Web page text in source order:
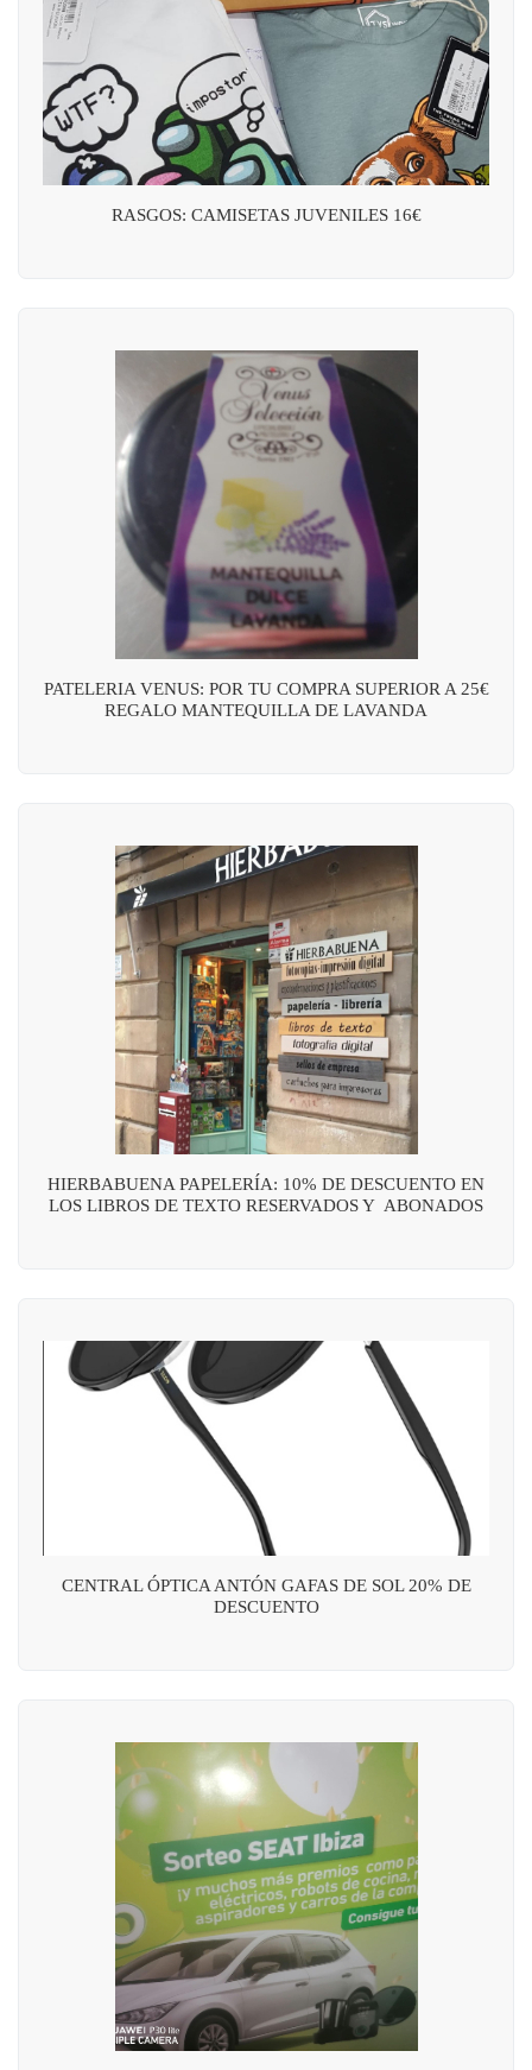
RASGOS: CAMISETAS JUVENILES 16€
PATELERIA VENUS: POR TU COMPRA SUPERIOR A 25€
REGALO MANTEQUILLA DE LAVANDA
HIERBABUENA PAPELERÍA: 10% DE DESCUENTO EN
LOS LIBROS DE TEXTO RESERVADOS Y ABONADOS
CENTRAL ÓPTICA ANTÓN GAFAS DE SOL 20% DE
DESCUENTO